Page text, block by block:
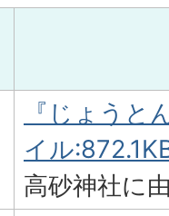
『じょうと
イル
高砂神社に